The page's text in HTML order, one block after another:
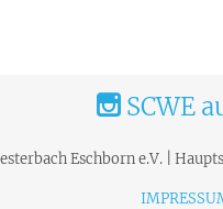
SCWE
Eschborn e.V. |